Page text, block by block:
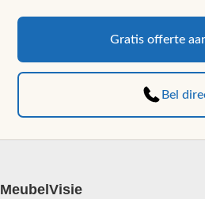
Gratis offerte
Bel
MeubelVisie